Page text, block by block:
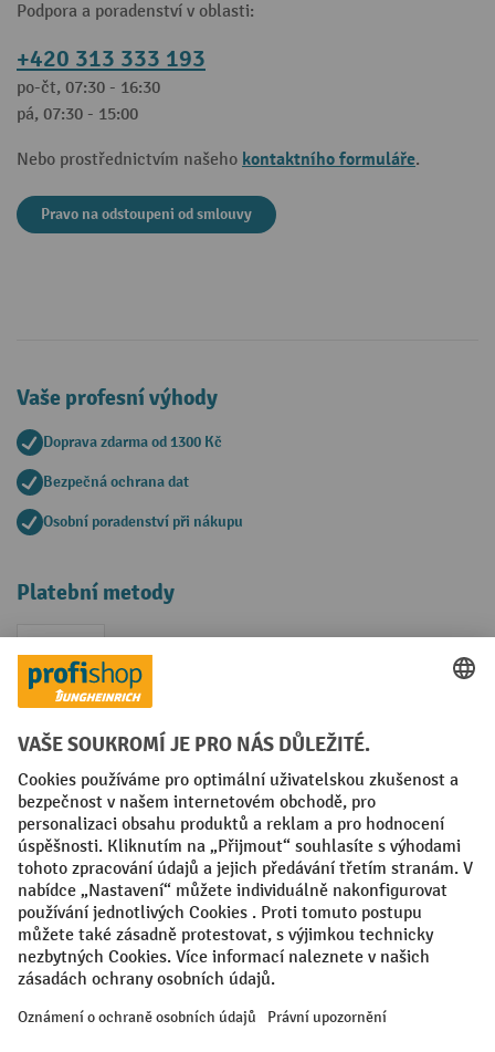
Podpora a poradenství v oblasti:
+420 313 333 193
po-čt, 07:30 - 16:30
pá, 07:30 - 15:00
Nebo prostřednictvím našeho kontaktního formuláře.
Pravo na odstoupeni od smlouvy
Vaše profesní výhody
Doprava zdarma od 1300 Kč
Bezpečná ochrana dat
Osobní poradenství při nákupu
Platební metody
Faktura
Sociální sítě
Facebook
YouTubeLinkedIn
VODP Otisk
Prohlášení o ochraně osobních údajů
Nastavení ochrany osobních údajů
All prices excl. VAT plusshipping costsand possible delivery charges,